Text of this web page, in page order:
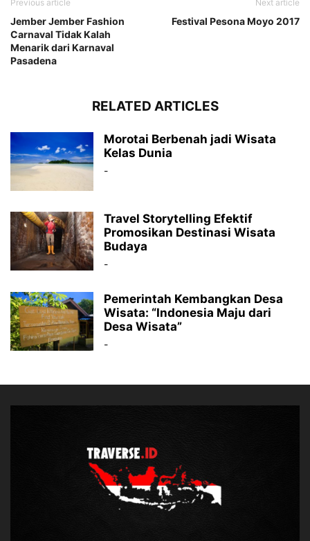
Previous article
Jember Jember Fashion
Carnaval Tidak Kalah
Menarik dari Karnaval
Pasadena
Next article
Festival Pesona Moyo 2017
RELATED ARTICLES
Morotai Berbenah jadi Wisata
Kelas Dunia
-
Travel Storytelling Efektif
Promosikan Destinasi Wisata
Budaya
-
Pemerintah Kembangkan Desa
Wisata: “Indonesia Maju dari
Desa Wisata”
-